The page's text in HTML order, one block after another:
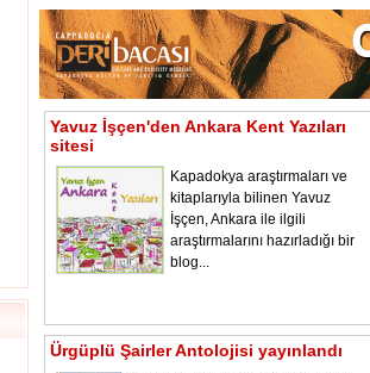
Yavuz İşçen'den Ankara Kent Yazıları
sitesi
Kapadokya araştırmaları ve
kitaplarıyla bilinen Yavuz
İşçen, Ankara ile ilgili
araştırmalarını hazırladığı bir
blog...
Ürgüplü Şairler Antolojisi yayınlandı